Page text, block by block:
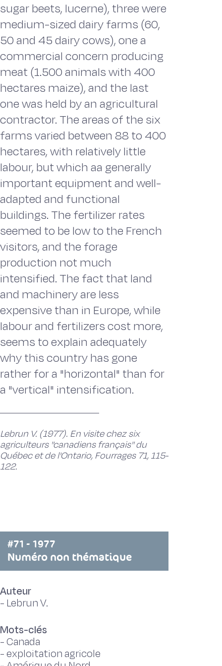
sugar beets, lucerne), three were
medium-sized dairy farms (60,
50 and 45 dairy cows), one a
commercial concern producing
meat (1.500 animals with 400
hectares maize), and the last
one was held by an agricultural
contractor. The areas of the six
farms varied between 88 to 400
hectares, with relatively little
labour, but which aa generally
important equipment and well-
adapted and functional
buildings. The fertilizer rates
seemed to be low to the French
visitors, and the forage
production not much
intensified. The fact that land
and machinery are less
expensive than in Europe, while
labour and fertilizers cost more,
seems to explain adequately
why this country has gone
rather for a "horizontal" than for
a "vertical" intensification.
Lebrun V. (1977). En visite chez six
agriculteurs ''canadiens français'' du
Québec et de l'Ontario, Fourrages 71, 115-
122.
#71 - 1977
Numéro non thématique
Auteur
- Lebrun V.
Mots-clés
-Canada
-exploitation agricole